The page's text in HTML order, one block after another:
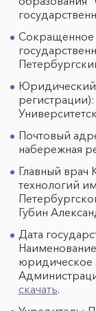
Сокращенное
Юридический
Почтовый
набережная
Главный врач
технологий
Губин
Дата
юридическое
скачать.